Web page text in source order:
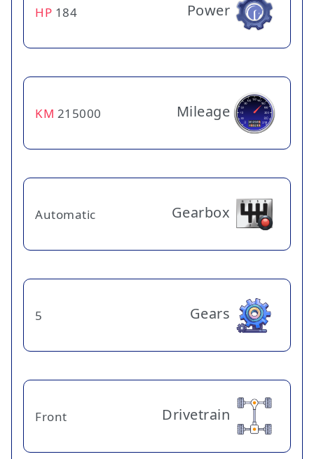
Power
184
HP
Mileage
215000
KM
Gearbox
Automatic
Gears
5
Drivetrain
Front